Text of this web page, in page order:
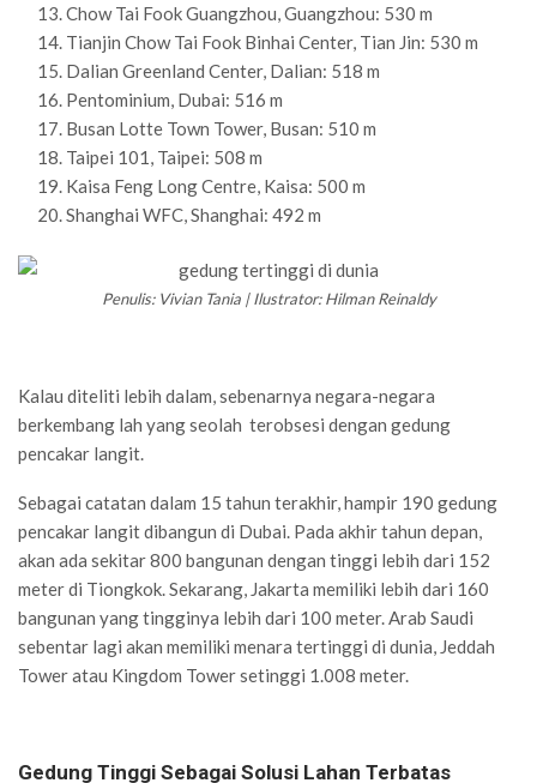
Chow Tai Fook Guangzhou, Guangzhou: 530 m
Tianjin Chow Tai Fook Binhai Center, Tian Jin: 530 m
Dalian Greenland Center, Dalian: 518 m
Pentominium, Dubai: 516 m
Busan Lotte Town Tower, Busan: 510 m
Taipei 101, Taipei: 508 m
Kaisa Feng Long Centre, Kaisa: 500 m
Shanghai WFC, Shanghai: 492 m
Penulis: Vivian Tania | Ilustrator: Hilman Reinaldy
Kalau diteliti lebih dalam, sebenarnya negara-negara
berkembang lah yang seolah terobsesi dengan gedung
pencakar langit.
Sebagai catatan dalam 15 tahun terakhir, hampir 190 gedung
pencakar langit dibangun di Dubai. Pada akhir tahun depan,
akan ada sekitar 800 bangunan dengan tinggi lebih dari 152
meter di Tiongkok. Sekarang, Jakarta memiliki lebih dari 160
bangunan yang tingginya lebih dari 100 meter. Arab Saudi
sebentar lagi akan memiliki menara tertinggi di dunia, Jeddah
Tower atau Kingdom Tower setinggi 1.008 meter.
Gedung Tinggi Sebagai Solusi Lahan Terbatas